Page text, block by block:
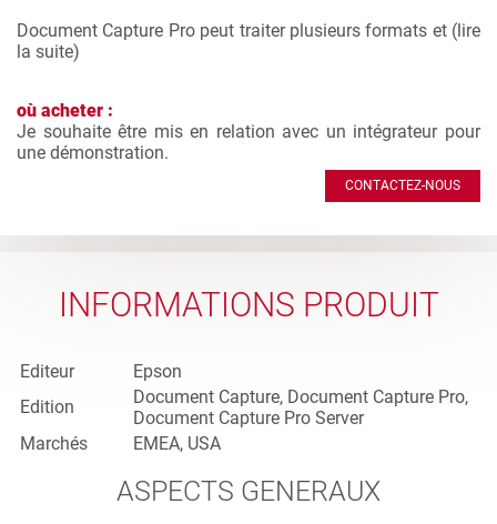
Document Capture Pro peut traiter plusieurs formats et (lire
la suite)
où acheter :
Je souhaite être mis en relation avec un intégrateur pour
une démonstration.
CONTACTEZ-NOUS
INFORMATIONS PRODUIT
Editeur
Epson
Edition
Document Capture, Document Capture Pro,
Document Capture Pro Server
Marchés
EMEA, USA
ASPECTS GENERAUX